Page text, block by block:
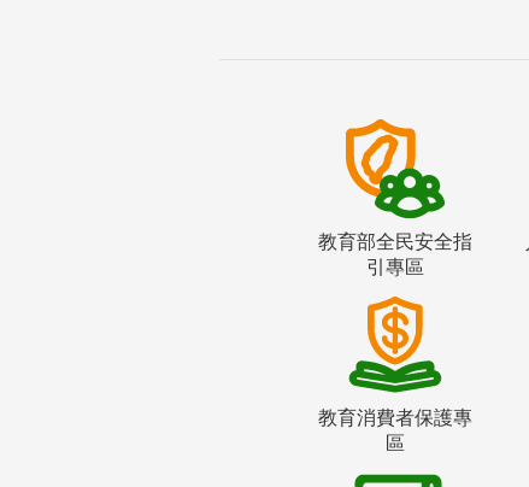
教育部全民安全指
引專區
教育消費者保護專
區